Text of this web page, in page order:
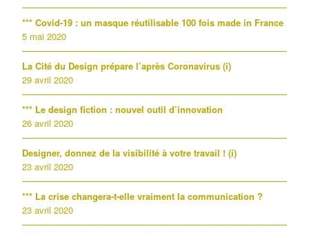
*** Covid-19 : un masque réutilisable 100 fois made in France
5 mai 2020
La Cité du Design prépare l’après Coronavirus (i)
29 avril 2020
*** Le design fiction : nouvel outil d’innovation
26 avril 2020
Designer, donnez de la visibilité à votre travail ! (i)
23 avril 2020
*** La crise changera-t-elle vraiment la communication ?
23 avril 2020